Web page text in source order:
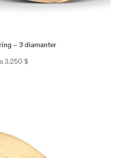
– 3 diamanter
3.250 $